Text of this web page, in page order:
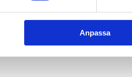
Anpassa
stark och balanserad
forma trädets tillväxt och
på vårvintern för att